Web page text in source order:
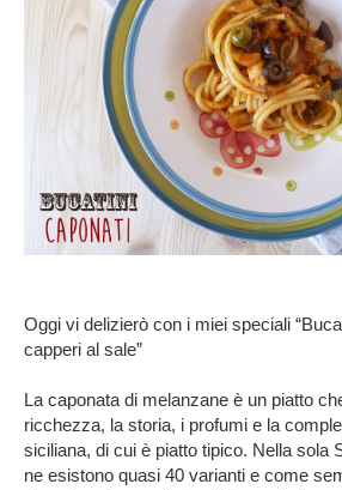
Oggi vi delizierò con i miei speciali
capperi al sale”
La caponata di melanzane è un piatto
ricchezza, la storia, i profumi e la
siciliana, di cui è piatto tipico. Nella sola
ne esistono quasi 40 varianti e come